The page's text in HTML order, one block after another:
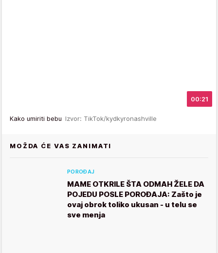
00:21
Kako umiriti bebu Izvor: TikTok/kydkyronashville
MOŽDA ĆE VAS ZANIMATI
POROĐAJ
MAME OTKRILE ŠTA ODMAH ŽELE DA
POJEDU POSLE POROĐAJA: Zašto je
ovaj obrok toliko ukusan - u telu se
sve menja